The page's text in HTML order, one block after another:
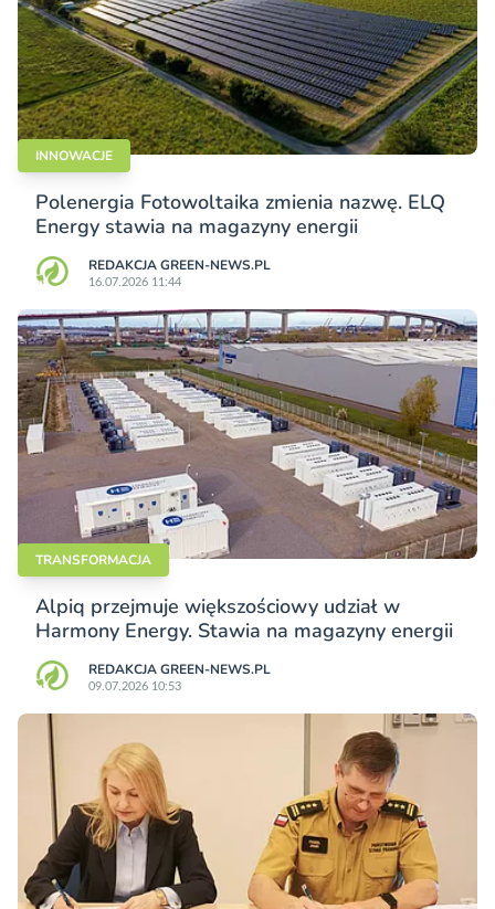
INNOWACJE
Polenergia Fotowoltaika zmienia nazwę. ELQ
Energy stawia na magazyny energii
REDAKCJA GREEN-NEWS.PL
16.07.2026 11:44
TRANSFORMACJA
Alpiq przejmuje większościowy udział w
Harmony Energy. Stawia na magazyny energii
REDAKCJA GREEN-NEWS.PL
09.07.2026 10:53